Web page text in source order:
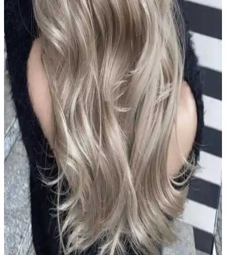
dökülmeyi engeller ve parlaklık sağlar. Düzenli kullanımda sağlıklı
ve güçlü saçlara ulaşmanıza yardımcı olur.
Alerji Yapmayan Zararsız Şampuan Çözümleri:
Hassas ve Güvenli Ciltler İçin Rehber
Hassas ciltler ve alerjik reaksiyonlar için özel formüle edilmiş, doğal
ve dermatolojik testli şampuanlar hakkında kapsamlı rehber. Güvenli
ve etkili saç bakımı için doğru ürün seçimi önemli.
Le Petit Marseillais Arıç Ağacı ve Füjer Men Duş Jeli
Doğal İçeriklerle Güvenli Temizlik Sunar
Le Petit Marseillais'in Arıç Ağacı ve Füjer bitkileriyle formüle edilen
duş jeli, cilt ve saçlara nazikçe bakım yaparken ferahlatıcı ve doğal
içeriklerle güvenle kullanılır.
2024 Koyu Kestane Saç Rengi Trendleri ve Popüler
Tonlar Hakkında Bilmeniz Gerekenler
2024 yılında koyu kestane tonları, doğal ve parlak görünümleriyle
öne çıkıyor. Bu renkler, bakım ve dayanıklılık avantajlarıyla geniş
kitlelere hitap ediyor.
2024 Yılında Popüler Sarı Saç Renkleri ve Trendleri
Hakkında Detaylı Bilgi